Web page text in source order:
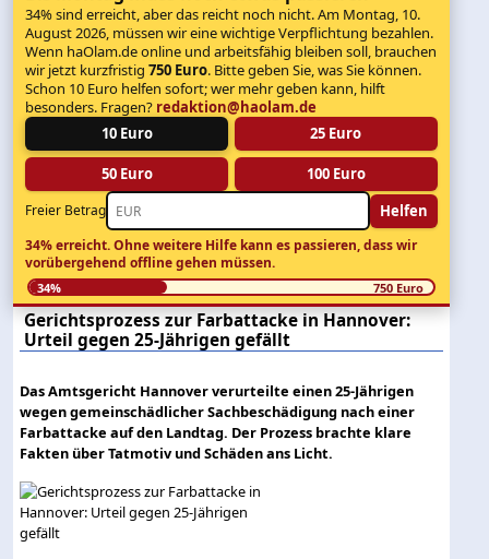
34% sind erreicht, aber das reicht noch nicht. Am Montag, 10.
August 2026, müssen wir eine wichtige Verpflichtung bezahlen.
Wenn haOlam.de online und arbeitsfähig bleiben soll, brauchen
wir jetzt kurzfristig750 Euro. Bitte geben Sie, was Sie können.
Schon 10 Euro helfen sofort; wer mehr geben kann, hilft
besonders. Fragen? redaktion@haolam.de
10 Euro
25 Euro
50 Euro 100 Euro
Freier Betrag Helfen
34% erreicht.Ohne weitere Hilfe kann es passieren, dass wir
vorübergehend offline gehen müssen.
34% 750 Euro
Gerichtsprozess zur Farbattacke in Hannover:
Urteil gegen 25-Jährigen gefällt
Das Amtsgericht Hannover verurteilte einen 25-Jährigen
wegen gemeinschädlicher Sachbeschädigung nach einer
Farbattacke auf den Landtag. Der Prozess brachte klare
Fakten über Tatmotiv und Schäden ans Licht.